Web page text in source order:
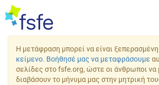
Η μετάφραση μπορεί να είναι
κείμενο. Βοήθησέ μας να μεταφράσουμε
σελίδες στο fsfe.org, ώστε οι άνθρωποι να
διαβάσουν το μήνυμα μας στην μητρική